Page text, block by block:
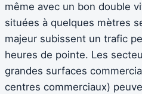
même avec un bon double
situées à quelques mètres
majeur subissent un trafic
heures de pointe. Les
grandes surfaces
centres commerciaux)